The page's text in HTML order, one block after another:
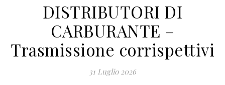
DISTRIBUTORI DI
CARBURANTE –
Trasmissione corrispettivi
31 Luglio 2026